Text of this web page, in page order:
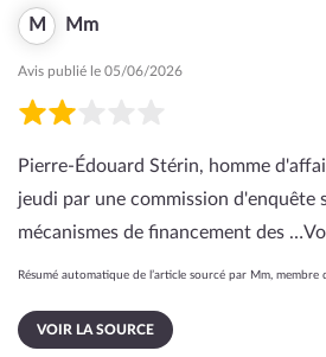
M Mm
Avis publié le 05/06/2026
Pierre-Édouard Stérin, homme
jeudi par une commission d'enquête
mécanismes de financement des …
Résumé automatique de l’article sourcé par Mm, membre
VOIR LA SOURCE